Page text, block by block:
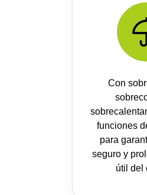
Con
funciones
para
seguro y
útil del